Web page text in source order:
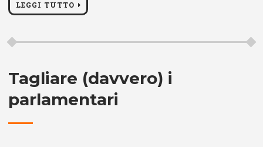
LEGGI TUTTO
Tagliare (davvero) i
parlamentari